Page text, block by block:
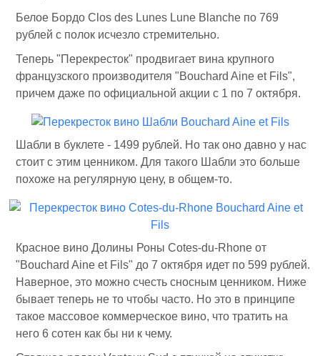
Белое Бордо Clos des Lunes Lune Blanche по 769
рублей с полок исчезло стремительно.
Теперь "Перекресток" продвигает вина крупного
французского производителя "Bouchard Aine et Fils",
причем даже по официальной акции с 1 по 7 октября.
Шабли в буклете - 1499 рублей. Но так оно давно у нас
стоит с этим ценником. Для такого Шабли это больше
похоже на регулярную цену, в общем-то.
Красное вино Долины Роны Cotes-du-Rhone от
"Bouchard Aine et Fils" до 7 октября идет по 599 рублей.
Наверное, это можно счесть сносным ценником. Ниже
бывает теперь не то чтобы часто. Но это в принципе
такое массовое коммерческое вино, что тратить на
него 6 сотен как бы ни к чему.